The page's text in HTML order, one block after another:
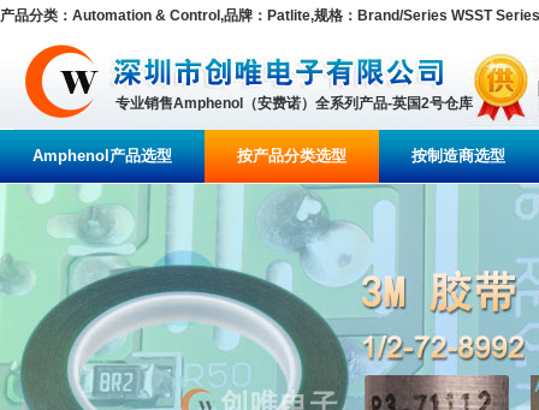
产品分类：Automation & Control,品牌：Patlite,规格：Brand/Series WSST
专业销售Amphenol（安费诺）全系列产品-英国2号仓库
Amphenol产品选型 按产品分类选型 按制造商选型